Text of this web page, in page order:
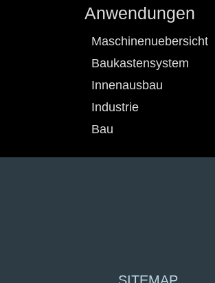
Anwendungen
Maschinenuebersicht
Baukastensystem
Innenausbau
Industrie
Bau